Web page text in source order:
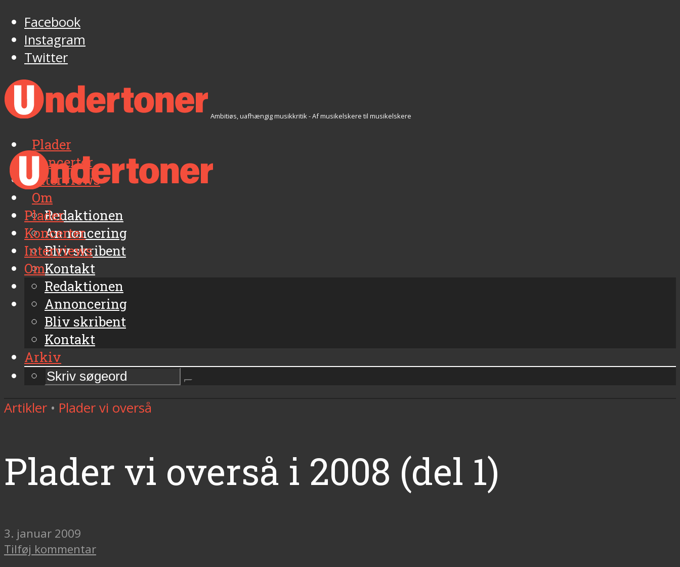
Facebook
Instagram
Twitter
Ambitiøs, uafhængig musikkritik - Af musikelskere til musikelskere
Plader
Koncerter
Interviews
Om
Redaktionen
Annoncering
Bliv skribent
Kontakt
Arkiv
Plader
Koncerter
Interviews
Om
Redaktionen
Annoncering
Bliv skribent
Kontakt
Arkiv
Artikler • Plader vi overså
Plader vi overså i 2008 (del 1)
3. januar 2009
Tilføj kommentar